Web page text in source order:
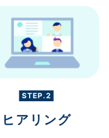
STEP.2
ヒアリング